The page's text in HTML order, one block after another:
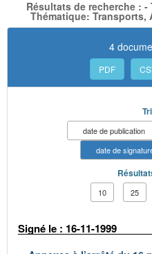
Résultats de recherche :
Thématique: Transports,
4
PDF
date de publication
date de
10 25
Signé le : 16-11-1999